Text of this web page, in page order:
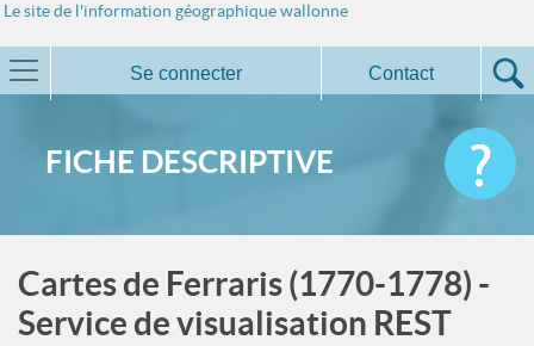
Le site de l'information géographique wallonne
Se connecter Contact
FICHE DESCRIPTIVE
Cartes de Ferraris (1770-1778) -
Service de visualisation REST